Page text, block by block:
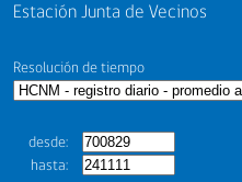
Estación Junta de Vecinos
Resolución de tiempo
desde
hasta